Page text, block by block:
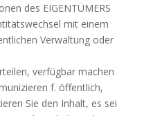
des EIGENTÜMERS
mit einem
Verwaltung oder
verfügbar machen
f. öffentlich,
Sie den Inhalt, es sei